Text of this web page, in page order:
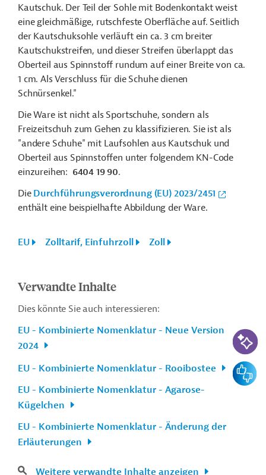
Kautschuk. Der Teil der Sohle mit Bodenkontakt weist
eine gleichmäßige, rutschfeste Oberfläche auf. Seitlich
der Kautschuksohle verläuft ein ca. 3 cm breiter
Kautschukstreifen, und dieser Streifen überlappt das
Oberteil aus Spinnstoff rundum auf einer Breite von ca.
1 cm. Als Verschluss für die Schuhe dienen
Schnürsenkel."
Die Ware ist nicht als Sportschuhe, sondern als
Freizeitschuh zum Gehen zu klassifizieren. Sie ist als
"andere Schuhe" mit Laufsohlen aus Kautschuk und
Oberteil aus Spinnstoffen unter folgendem KN-Code
einzureihen: 6404 19 90.
Die Durchführungsverordnung (EU) 2023/2451
enthält eine beispielhafte Abbildung der Ware.
EU Zolltarif, Einfuhrzoll Zoll
Verwandte Inhalte
Dies könnte Sie auch interessieren:
EU - Kombinierte Nomenklatur - Neue Version
2024
EU - Kombinierte Nomenklatur - Rooibostee
EU - Kombinierte Nomenklatur - Agarose-
Kügelchen
EU - Kombinierte Nomenklatur - Änderung der
Erläuterungen
Weitere verwandte Inhalte anzeigen
KI-